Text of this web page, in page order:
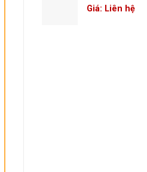
Giá: Liên hệ